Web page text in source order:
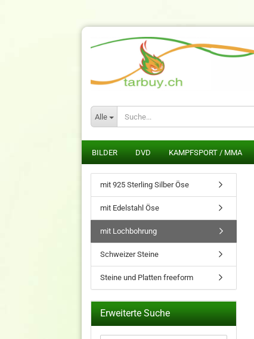
Alle
BILDER DVD KAMPFSPORT / MMA
mit 925 Sterling Silber Öse
mit Edelstahl Öse
mit Lochbohrung
Schweizer Steine
Steine und Platten freeform
Erweiterte Suche